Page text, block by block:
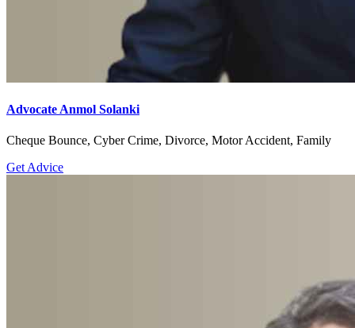
Advocate Anmol Solanki
Cheque Bounce, Cyber Crime, Divorce, Motor Accident, Family
Get Advice